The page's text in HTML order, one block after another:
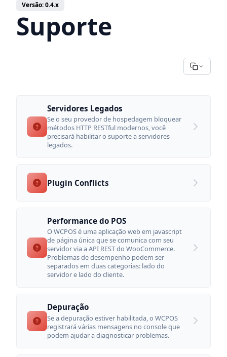
Versão: 0.4.x
Suporte
Servidores Legados
Se o seu provedor de hospedagem bloquear
métodos HTTP RESTful modernos, você
precisará habilitar o suporte a servidores
legados.
Plugin Conflicts
Performance do POS
O WCPOS é uma aplicação web em javascript
de página única que se comunica com seu
servidor via a API REST do WooCommerce.
Problemas de desempenho podem ser
separados em duas categorias: lado do
servidor e lado do cliente.
Depuração
Se a depuração estiver habilitada, o WCPOS
registrará várias mensagens no console que
podem ajudar a diagnosticar problemas.